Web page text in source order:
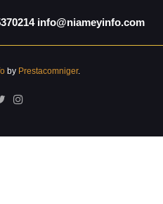
info@niameyinfo.com
by Prestacomniger.